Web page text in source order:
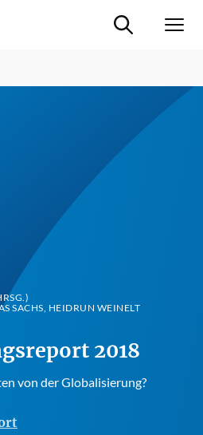
Suche ein-/
SACHS, HEIDRUN WEINELT (
2018
von der Globalisierung?